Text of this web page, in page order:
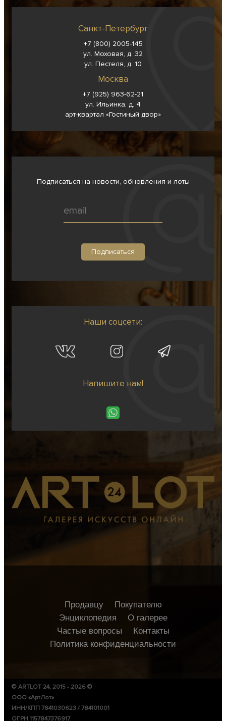
Санкт-Петербург
+7 (800) 2005-145
ул. Моховая, д. 32
ул. Пестеля, д. 10
Москва
+7 (925) 963-62-21
ул. Ильинка, д. 4
арт-квартал «Гостиный двор»
Подписаться на новости, обновления и лоты
Наши соцсети:
Напишите нам!
Продавцу
Покупателю
Энциклопедия
О галерее
Частые вопросы
Контакты
Политика конфиденциальности
© ARTLOT 24, 2015 - 2026 ©
ООО «АртЛот»
ИНН/КПП 7841030623 / 784101001
ОГРН 1157847376917